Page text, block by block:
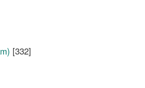
[332]